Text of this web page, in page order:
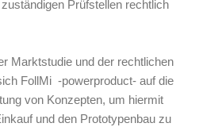
Prüfstellen rechtlich
Marktstudie und der rechtlichen
FollMi -powerproduct- auf die
von Konzepten, um hiermit
und den Prototypenbau zu